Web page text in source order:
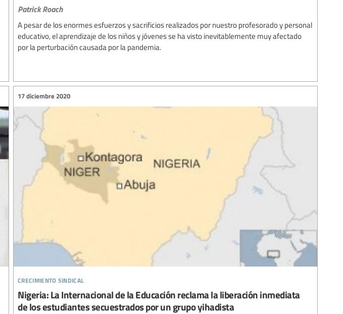
Patrick Roach
A pesar de los enormes esfuerzos y sacrificios realizados por nuestro profesorado y personal
educativo, el aprendizaje de los niños y jóvenes se ha visto inevitablemente muy afectado
por la perturbación causada por la pandemia.
crecimiento sindical
17 diciembre 2020
Nigeria: La Internacional de la Educación reclama la liberación inmediata
de los estudiantes secuestrados por un grupo yihadista